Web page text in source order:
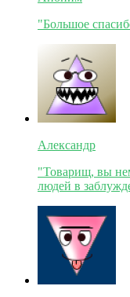
"Большое
Александр
"Товарищ, вы
людей в